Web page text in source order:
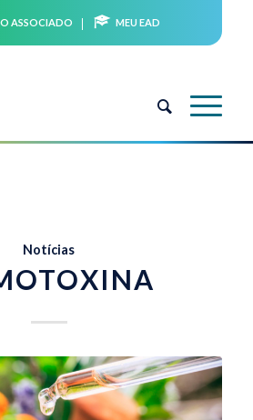
ASSOCIADO MEU EAD
Notícias